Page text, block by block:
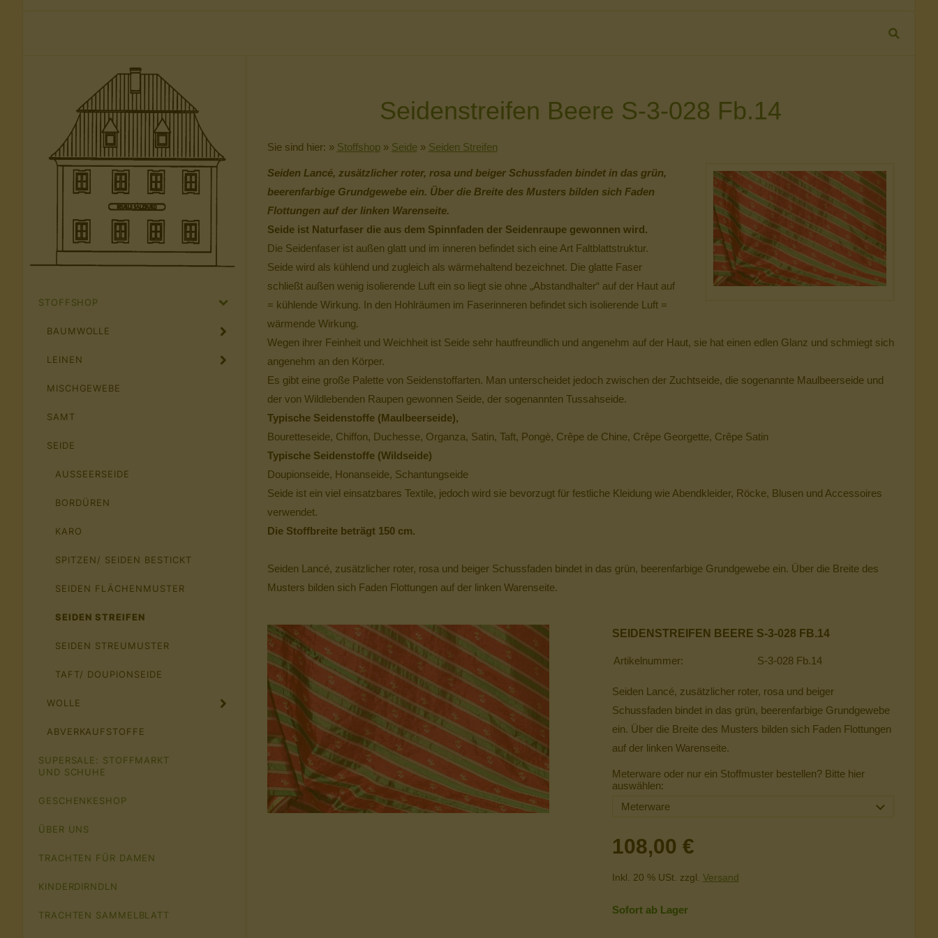
STOFFSHOP
BAUMWOLLE
LEINEN
MISCHGEWEBE
SAMT
SEIDE
AUSSEERSEIDE
BORDÜREN
KARO
SPITZEN/ SEIDEN BESTICKT
SEIDEN FLÄCHENMUSTER
SEIDEN STREIFEN
SEIDEN STREUMUSTER
TAFT/ DOUPIONSEIDE
WOLLE
ABVERKAUFSTOFFE
SUPERSALE: STOFFMARKT
UND SCHUHE
GESCHENKESHOP
ÜBER UNS
TRACHTEN FÜR DAMEN
KINDERDIRNDLN
TRACHTEN SAMMELBLATT
Seidenstreifen Beere S-3-028 Fb.14
Sie sind hier: » Stoffshop» Seide» Seiden Streifen
Seiden Lancé, zusätzlicher roter, rosa und beiger Schussfaden bindet in das grün,
beerenfarbige Grundgewebe ein. Über die Breite des Musters bilden sich Faden
Flottungen auf der linken Warenseite.
Seide ist Naturfaser die aus dem Spinnfaden der Seidenraupe gewonnen wird.
Die Seidenfaser ist außen glatt und im inneren befindet sich eine Art Faltblattstruktur.
Seide wird als kühlend und zugleich als wärmehaltend bezeichnet. Die glatte Faser
schließt außen wenig isolierende Luft ein so liegt sie ohne „Abstandhalter“ auf der Haut auf
= kühlende Wirkung. In den Hohlräumen im Faserinneren befindet sich isolierende Luft =
wärmende Wirkung.
Wegen ihrer Feinheit und Weichheit ist Seide sehr hautfreundlich und angenehm auf der Haut, sie hat einen edlen Glanz und schmiegt sich
angenehm an den Körper.
Es gibt eine große Palette von Seidenstoffarten. Man unterscheidet jedoch zwischen der Zuchtseide, die sogenannte Maulbeerseide und
der von Wildlebenden Raupen gewonnen Seide, der sogenannten Tussahseide.
Typische Seidenstoffe (Maulbeerseide),
Bouretteseide, Chiffon, Duchesse, Organza, Satin, Taft, Pongè, Crêpe de Chine, Crêpe Georgette, Crêpe Satin
Typische Seidenstoffe (Wildseide)
Doupionseide, Honanseide, Schantungseide
Seide ist ein viel einsatzbares Textile, jedoch wird sie bevorzugt für festliche Kleidung wie Abendkleider, Röcke, Blusen und Accessoires
verwendet.
Die Stoffbreite beträgt 150 cm.
Seiden Lancé, zusätzlicher roter, rosa und beiger Schussfaden bindet in das grün, beerenfarbige Grundgewebe ein. Über die Breite des
Musters bilden sich Faden Flottungen auf der linken Warenseite.
SEIDENSTREIFEN BEERE S-3-028 FB.14
Artikelnummer: S-3-028 Fb.14
Seiden Lancé, zusätzlicher roter, rosa und beiger
Schussfaden bindet in das grün, beerenfarbige Grundgewebe
ein. Über die Breite des Musters bilden sich Faden Flottungen
auf der linken Warenseite.
Meterware oder nur ein Stoffmuster bestellen? Bitte hier
auswählen:
108,00 €
Inkl. 20 % USt. zzgl. Versand
Sofort ab Lager